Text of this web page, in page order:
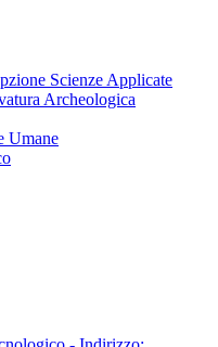
Scienze Applicate
Archeologica
Umane